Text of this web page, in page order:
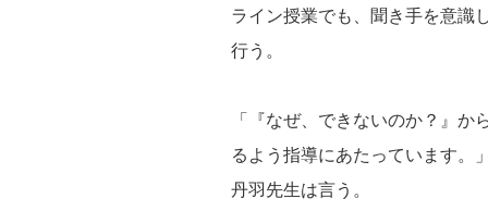
ライン授業でも、聞き手を意識
行う。
「『なぜ、できないのか？』
るよう指導にあたっています。
丹羽先生は言う。